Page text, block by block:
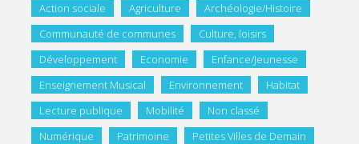
Action sociale Agriculture
Archéologie/Histoire
Communauté de communes
Culture, loisirs
Développement
Economie
Enfance/Jeunesse
Enseignement Musical
Environnement
Habitat
Lecture publique
Mobilité
Non classé
Numérique
Patrimoine
Petites Villes de Demain